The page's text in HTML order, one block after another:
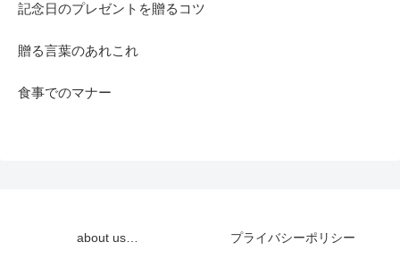
記念日のプレゼントを贈るコツ
贈る言葉のあれこれ
食事でのマナー
about us… プライバシーポリシー